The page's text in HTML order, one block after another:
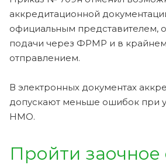
аккредитационной
официальным представителем,
подачи через ФРМР и в
отправлением.
В электронных документах
допускают меньше ошибок при
НМО.
Пройти заочное